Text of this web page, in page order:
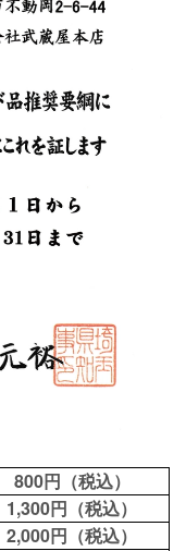
800円（税込）
1,300円（税込）
2,000円（税込）